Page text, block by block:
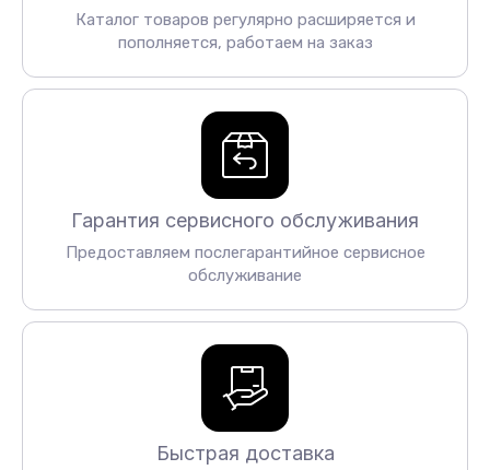
Каталог товаров регулярно расширяется и
пополняется, работаем на заказ
Гарантия сервисного обслуживания
Предоставляем послегарантийное сервисное
обслуживание
Быстрая доставка